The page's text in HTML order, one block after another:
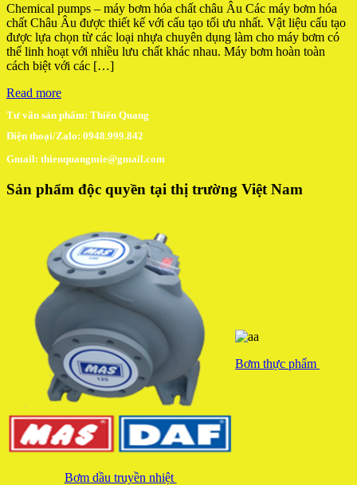
Chemical pumps – máy bơm hóa chất châu Âu Các máy bơm hóa
chất Châu Âu được thiết kế với cấu tạo tối ưu nhất. Vật liệu cấu tạo
được lựa chọn từ các loại nhựa chuyên dụng làm cho máy bơm có
thể linh hoạt với nhiều lưu chất khác nhau. Máy bơm hoàn toàn
cách biệt với các […]
Read more
Tư vấn sản phẩm: Thiên Quang
Điện thoại/Zalo: 0948.999.842
Gmail: thienquangmie@gmail.com
Sản phẩm độc quyền tại thị trường Việt Nam
Bơm dầu truyền nhiệt
Bơm thực phẩm